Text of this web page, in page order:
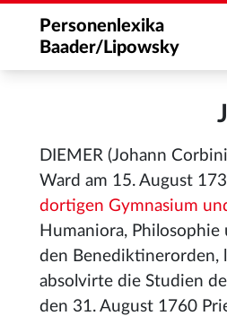
Personenlexika
Baader/Lipowsky
DIEMER (Johann
Ward am 15. August
dortigen Gymnasium
Humaniora,
den Benediktinerorden,
absolvirte die Studien
den 31. August 1760